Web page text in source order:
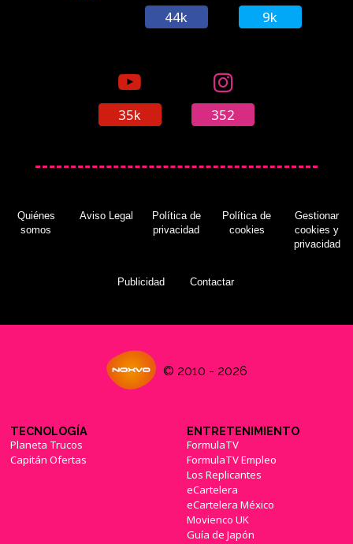
44k 9k
35k 352
Quiénes
somos
Aviso Legal
Política de
privacidad
Política de
cookies
Gestionar
cookies y
privacidad
Publicidad Contactar
© 2010 - 2026
TECNOLOGÍA
Planeta Trucos
Capitán Ofertas
ENTRETENIMIENTO
FormulaTV
FormulaTV Empleo
Los Replicantes
eCartelera
eCartelera México
Movienco UK
Guía de Japón